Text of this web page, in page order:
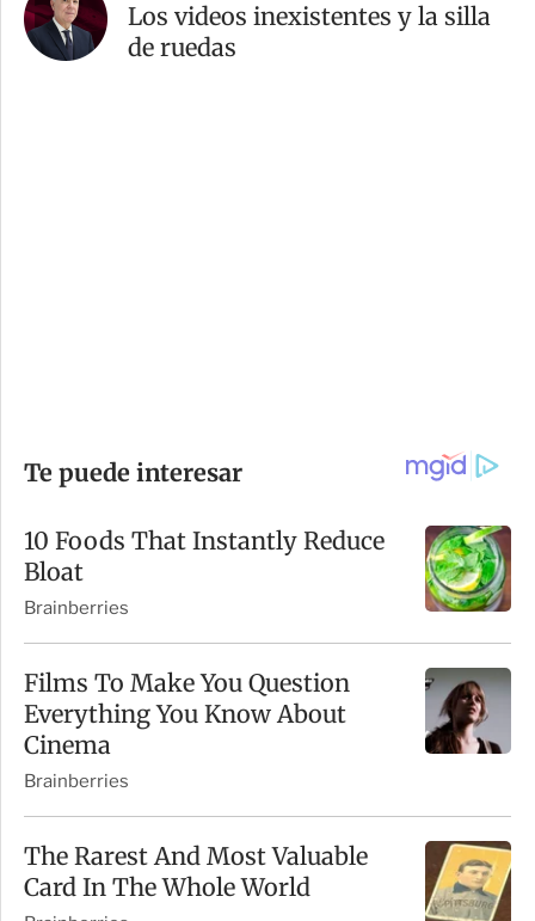
Los videos inexistentes y la silla
de ruedas